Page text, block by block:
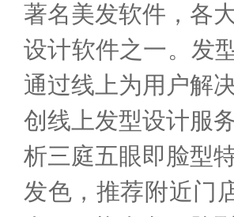
票>>
著名美发软件，各
设计软件之一。发
通过线上为用户解
创线上发型设计服
析三庭五眼即脸型
发色，推荐附近门